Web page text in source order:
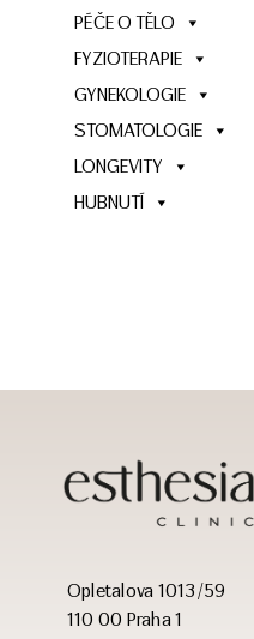
PÉČE O TĚLO
FYZIOTERAPIE
GYNEKOLOGIE
STOMATOLOGIE
LONGEVITY
HUBNUTÍ
Opletalova 1013/59
110 00 Praha 1